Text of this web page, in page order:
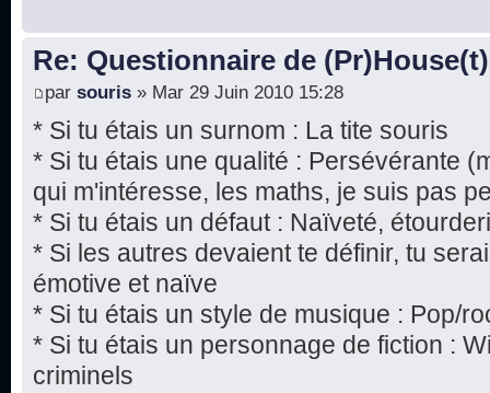
Re: Questionnaire de (Pr)House(t)
par souris » Mar 29 Juin 2010 15:28
* Si tu étais un surnom : La tite souris
* Si tu étais une qualité : Persévérante
qui m'intéresse, les maths, je suis pas
* Si tu étais un défaut : Naïveté,
* Si les autres devaient te définir, tu
émotive et naïve
* Si tu étais un style de musique : Pop/
* Si tu étais un personnage de fiction :
criminels